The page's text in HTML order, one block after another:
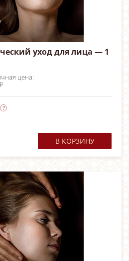
уход для лица — 1
цена:
В КОРЗИНУ